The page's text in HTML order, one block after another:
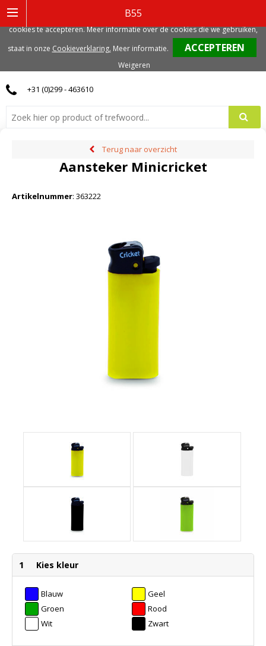
B55
0
+31 (0)299 - 463610
Terug naar overzicht
Aansteker Minicricket
Artikelnummer: 363222
1 Kies kleur
Blauw
Geel
Groen
Rood
Wit
Zwart
gerelateerde cookies. Voor de beste gebruikerservaring, adviseren we deze
cookies te accepteren. Meer informatie over de cookies die we gebruiken,
staat in onze Cookieverklaring. Meer informatie.
Weigeren